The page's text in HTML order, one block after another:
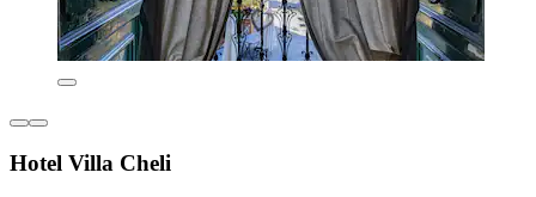
Hotel Villa Cheli